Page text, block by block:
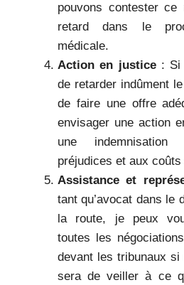
pouvons contester
retard dans le
médicale.
Action en justice: Si
de retarder indûment
de faire une offre
envisager une action
une
préjudices et aux
Assistance et
tant qu’avocat dans le
la route, je peux
toutes les
devant les tribunaux
sera de veiller à ce